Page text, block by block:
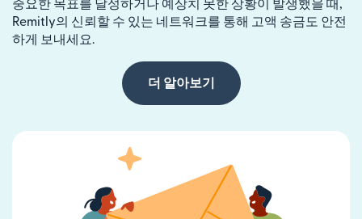
중요한 목표를 달성하거나 예상치 못한 상황이 발생했을 때,
Remitly의 신뢰할 수 있는 네트워크를 통해 고액 송금도 안전
하게 보내세요.
더 알아보기